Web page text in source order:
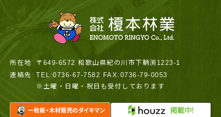
所在地
〒649-6572 和歌山県紀の川市下鞆渕1223-1
連絡先
TEL:0736-67-7582 FAX:0736-79-0053
※土曜・日曜・祝日も受付しております